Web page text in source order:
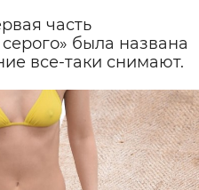
часть
была названа
все-таки снимают.